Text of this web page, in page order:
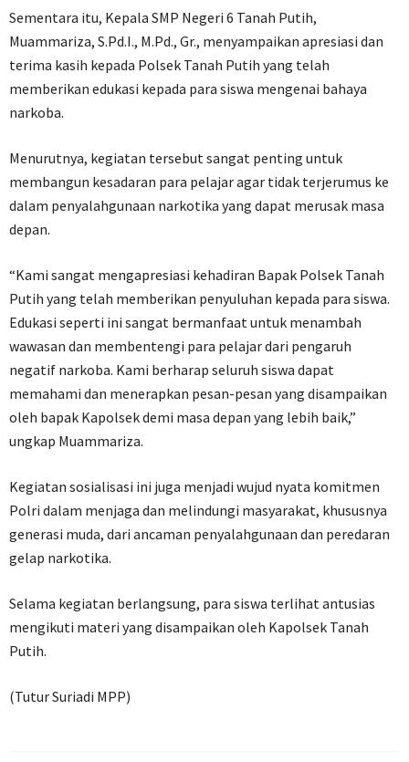
Sementara itu, Kepala SMP Negeri 6 Tanah Putih,
Muammariza, S.Pd.I., M.Pd., Gr., menyampaikan apresiasi dan
terima kasih kepada Polsek Tanah Putih yang telah
memberikan edukasi kepada para siswa mengenai bahaya
narkoba.
Menurutnya, kegiatan tersebut sangat penting untuk
membangun kesadaran para pelajar agar tidak terjerumus ke
dalam penyalahgunaan narkotika yang dapat merusak masa
depan.
“Kami sangat mengapresiasi kehadiran Bapak Polsek Tanah
Putih yang telah memberikan penyuluhan kepada para siswa.
Edukasi seperti ini sangat bermanfaat untuk menambah
wawasan dan membentengi para pelajar dari pengaruh
negatif narkoba. Kami berharap seluruh siswa dapat
memahami dan menerapkan pesan-pesan yang disampaikan
oleh bapak Kapolsek demi masa depan yang lebih baik,”
ungkap Muammariza.
Kegiatan sosialisasi ini juga menjadi wujud nyata komitmen
Polri dalam menjaga dan melindungi masyarakat, khususnya
generasi muda, dari ancaman penyalahgunaan dan peredaran
gelap narkotika.
Selama kegiatan berlangsung, para siswa terlihat antusias
mengikuti materi yang disampaikan oleh Kapolsek Tanah
Putih.
(Tutur Suriadi MPP)